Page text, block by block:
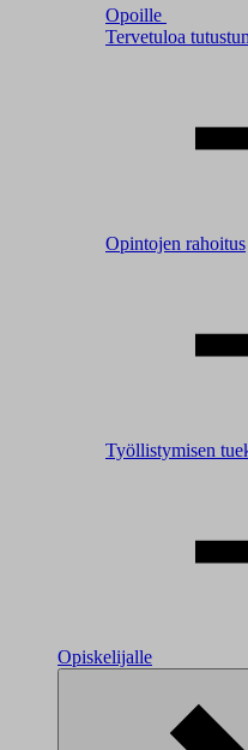
Opoille
Tervetuloa
Opintojen rahoitus
Työllistymisen
Opiskelijalle